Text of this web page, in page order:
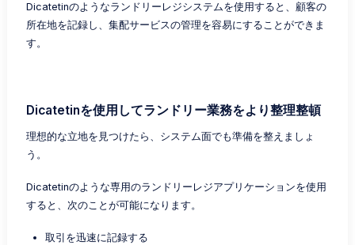
Dicatetinのようなランドリーレジシステムを使用すると、顧客の
所在地を記録し、集配サービスの管理を容易にすることができま
す。
Dicatetinを使用してランドリー業務をより整理整頓
理想的な立地を見つけたら、システム面でも準備を整えましょ
う。
Dicatetinのような専用のランドリーレジアプリケーションを使用
すると、次のことが可能になります。
取引を迅速に記録する